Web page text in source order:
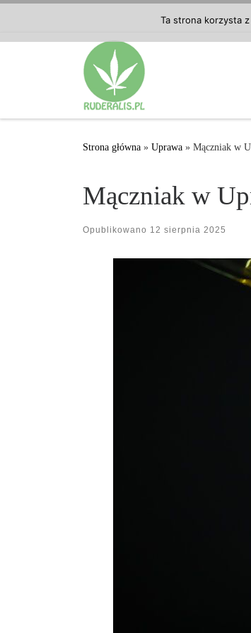
Strona główna » Uprawa » Mączniak w
Mączniak w
Opublikowano 12 sierpnia 2025
Ta strona korzysta